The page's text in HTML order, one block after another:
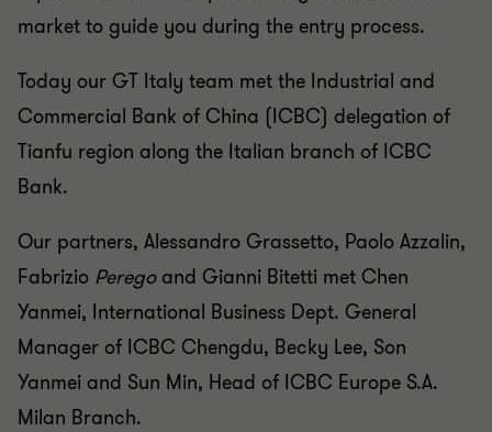
market to guide you during the entry process.
Today our GT Italy team met the Industrial and
Commercial Bank of China (ICBC) delegation of
Tianfu region along the Italian branch of ICBC
Bank.
Our partners, Alessandro Grassetto, Paolo Azzalin,
Fabrizio Peregoand Gianni Bitetti met Chen
Yanmei, International Business Dept. General
Manager of ICBC Chengdu, Becky Lee, Son
Yanmei and Sun Min, Head of ICBC Europe S.A.
Milan Branch.